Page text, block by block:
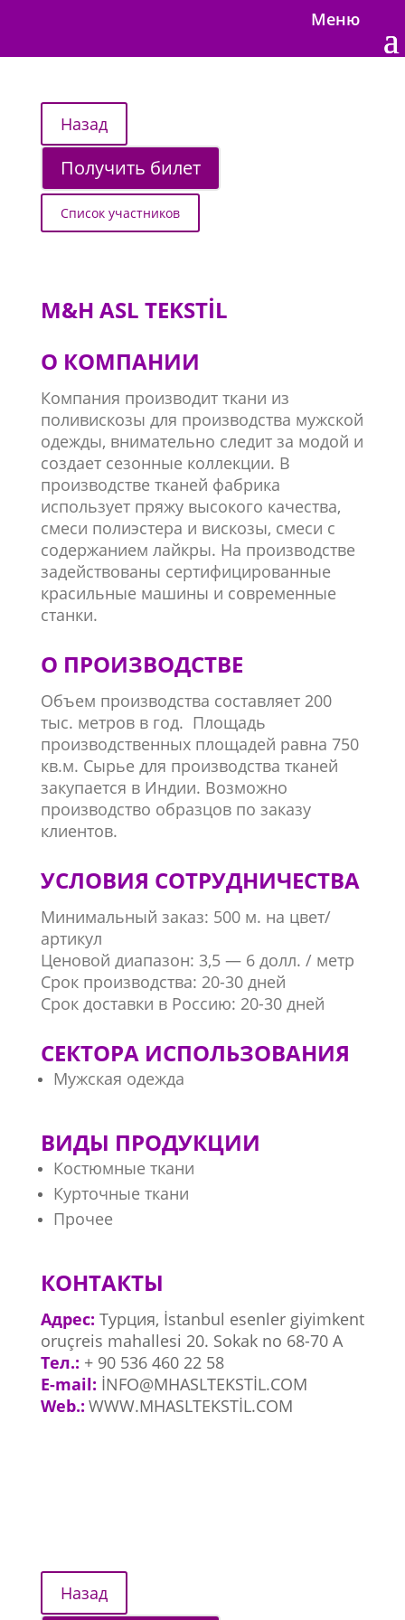
Меню
Получить билет
Список участников
M&H ASL TEKSTİL
О КОМПАНИИ
Компания производит ткани из
поливискозы для производства мужской
одежды, внимательно следит за модой и
создает сезонные коллекции. В
производстве тканей фабрика
использует пряжу высокого качества,
смеси полиэстера и вискозы, смеси с
содержанием лайкры. На производстве
задействованы сертифицированные
красильные машины и современные
станки.
О ПРОИЗВОДСТВЕ
Объем производства составляет 200
тыс. метров в год. Площадь
производственных площадей равна 750
кв.м. Сырье для производства тканей
закупается в Индии. Возможно
производство образцов по заказу
клиентов.
УСЛОВИЯ СОТРУДНИЧЕСТВА
Минимальный заказ: 500 м. на цвет/
артикул
Ценовой диапазон: 3,5 — 6 долл. / метр
Срок производства: 20-30 дней
Срок доставки в Россию: 20-30 дней
СЕКТОРА ИСПОЛЬЗОВАНИЯ
Мужская одежда
ВИДЫ ПРОДУКЦИИ
Костюмные ткани
Курточные ткани
Прочее
КОНТАКТЫ
Адрес: Турция, İstanbul esenler giyimkent
oruçreis mahallesi 20. Sokak no 68-70 A
Тел.: + 90 536 460 22 58
E-mail: İNFO@MHASLTEKSTİL.COM
Web.: WWW.MHASLTEKSTİL.COM